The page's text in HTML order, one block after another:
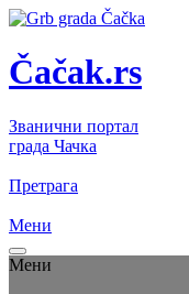
Čačak.rs
Званични портал
града Чачка
Претрага
Мени
Мени